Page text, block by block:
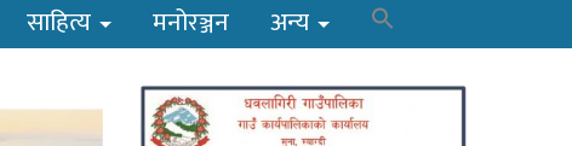
साहित्य मनोरञ्जन अन्य